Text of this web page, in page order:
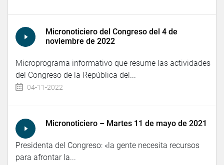
Micronoticiero del Congreso del 4 de
noviembre de 2022
Microprograma informativo que resume las actividades
del Congreso de la República del...
04-11-2022
Micronoticiero – Martes 11 de mayo de 2021
Presidenta del Congreso: «la gente necesita recursos
para afrontar la...